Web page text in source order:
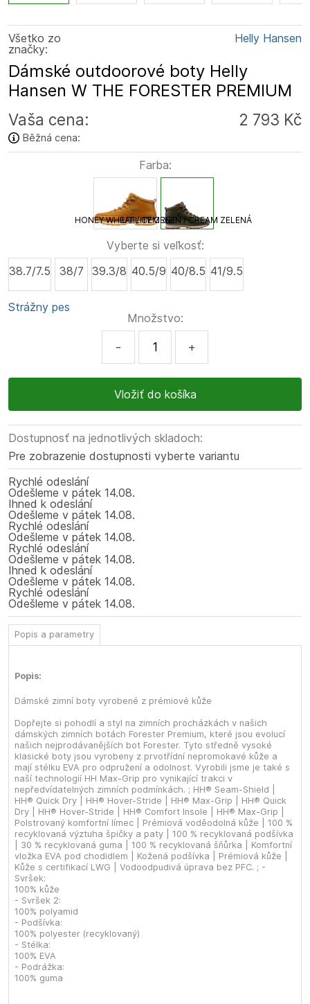
Všetko zo
značky:
Helly Hansen
Dámské outdoorové boty Helly
Hansen W THE FORESTER PREMIUM
Vaša cena: 2 793 Kč
Běžná cena:
Farba:
HONEY WHEAT / CEMENT
UTILITY GREEN / CREAM ZELENÁ
Vyberte si veľkosť:
38.7/7.5
38/7 39.3/8 40.5/9 40/8.5 41/9.5
Strážny pes
Množstvo:
- +
Dostupnosť na jednotlivých skladoch:
Pre zobrazenie dostupnosti vyberte variantu
Rychlé odeslání
Odešleme v pátek 14.08.
Ihned k odeslání
Odešleme v pátek 14.08.
Rychlé odeslání
Odešleme v pátek 14.08.
Rychlé odeslání
Odešleme v pátek 14.08.
Ihned k odeslání
Odešleme v pátek 14.08.
Rychlé odeslání
Odešleme v pátek 14.08.
Popis a parametry
Popis:
Dámské zimní boty vyrobené z prémiové kůže
Dopřejte si pohodlí a styl na zimních procházkách v našich
dámských zimních botách Forester Premium, které jsou evolucí
našich nejprodávanějších bot Forester. Tyto středně vysoké
klasické boty jsou vyrobeny z prvotřídní nepromokavé kůže a
mají stélku EVA pro odpružení a odolnost. Vyrobili jsme je také s
naší technologií HH Max-Grip pro vynikající trakci v
nepředvídatelných zimních podmínkách. ; HH® Seam-Shield |
HH® Quick Dry | HH® Hover-Stride | HH® Max-Grip | HH® Quick
Dry | HH® Hover-Stride | HH® Comfort Insole | HH® Max-Grip |
Polstrovaný komfortní límec | Prémiová voděodolná kůže | 100 %
recyklovaná výztuha špičky a paty | 100 % recyklovaná podšívka
| 30 % recyklovaná guma | 100 % recyklovaná šňůrka | Komfortní
vložka EVA pod chodidlem | Kožená podšívka | Prémiová kůže |
Kůže s certifikací LWG | Vodoodpudivá úprava bez PFC. ; -
Svršek:
100% kůže
- Svršek 2:
100% polyamid
- Podšívka:
100% polyester (recyklovaný)
- Stélka:
100% EVA
- Podrážka:
100% guma